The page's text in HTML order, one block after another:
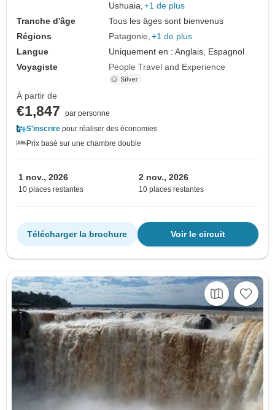
Ushuaia, +1 de plus
Tranche d'âge
Tous les âges sont bienvenus
Régions
Patagonie +1 de plus
Langue
Uniquement en : Anglais, Espagnol
Voyagiste
People Travel and Experience
À partir de
€1,847
par personne
S'inscrire pour réaliser des économies
Prix basé sur une chambre double
1 nov., 2026
10 places restantes
2 nov., 2026
10 places restantes
Voir le circuit
Télécharger la brochure